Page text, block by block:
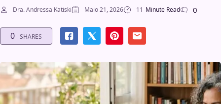
Dra. Andressa Katiski Maio 21, 2026 11 Minute Read 0
0 SHARES